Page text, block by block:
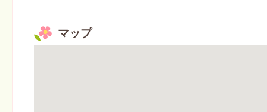
マップ